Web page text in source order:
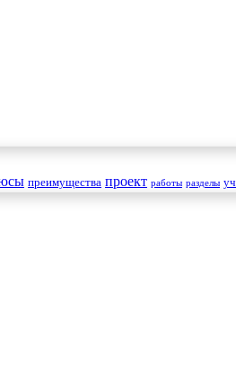
преимущества проект работы разделы